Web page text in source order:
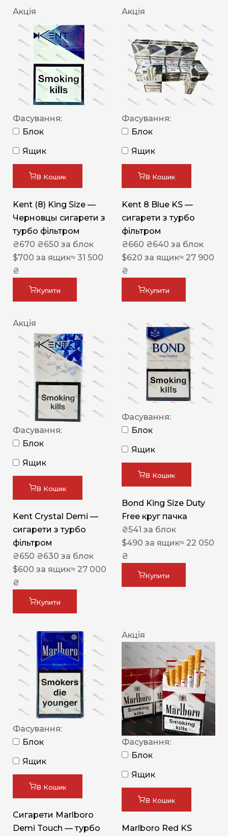
Акція
Фасування:
Блок
Ящик
В Кошик
Kent (8) King Size —
Черновцы сигарети з
турбо фільтром
₴670 ₴650 за блок
$700 за ящик≈ 31 500
₴
Купити
Акція
Фасування:
Блок
Ящик
В Кошик
Kent 8 Blue KS —
сигарети з турбо
фільтром
₴660 ₴640 за блок
$620 за ящик≈ 27 900
₴
Купити
Акція
Фасування:
Блок
Ящик
В Кошик
Kent Crystal Demi —
сигарети з турбо
фільтром
₴650 ₴630 за блок
$600 за ящик≈ 27 000
₴
Купити
Фасування:
Блок
Ящик
В Кошик
Bond King Size Duty
Free круг пачка
₴541 за блок
$490 за ящик≈ 22 050
₴
Купити
Фасування:
Блок
Ящик
В Кошик
Сигарети Marlboro
Demi Touch — турбо
Акція
Фасування:
Блок
Ящик
В Кошик
Marlboro Red KS